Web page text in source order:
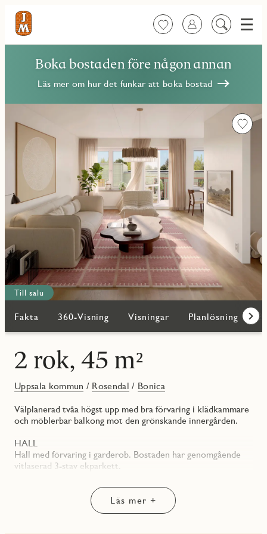
FavoriterLogga in
Sök
Meny
Boka bostaden före någon annan
Läs mer om hur det funkar att boka bostad
Till salu
Fakta 360-Visning Visningar Planlösning
2 rok, 45 m²
Uppsala kommun / Rosendal / Bonica
Välplanerad tvåa högst upp med bra förvaring i klädkammare
och möblerbar balkong mot den grönskande innergården.
HALL
Hall med förvaring i garderob. Bostaden har genomgående
vitlaserad 3-stav ekparkett.
KÖK/VARDAGSRUM
Köket har en modern inredning med släta, vita skåpluckor
och en grå bänkskiva med matchande bakkantslist. En LED-
Läs mer +